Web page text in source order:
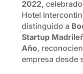
2022,
Hotel
distinguido a
Startup
Año,
empresa desde